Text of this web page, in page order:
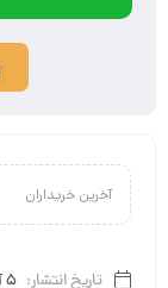
آخرین خریداران
تاریخ انتشار: 5 آذر 1401